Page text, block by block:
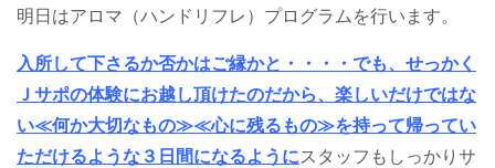
明日はアロマ（ハンドリフレ）プログラムを行います。
入所して下さるか否かはご縁かと・・・・でも、せっかく
Ｊサポの体験にお越し頂けたのだから、楽しいだけではな
い≪何か大切なもの≫≪心に残るもの≫を持って帰ってい
ただけるような３日間になるようにスタッフもしっかりサ